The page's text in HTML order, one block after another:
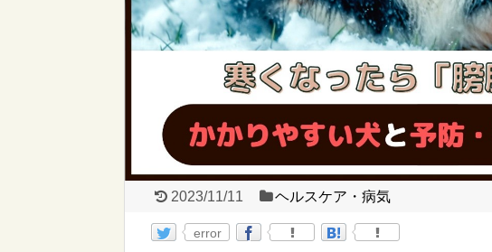
2023/11/11 ヘルスケア・病気
error